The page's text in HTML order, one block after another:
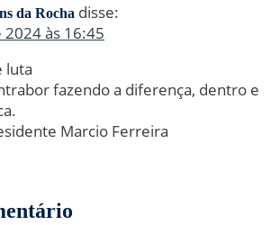
da Rocha disse:
às 16:45
luta
fazendo a diferença, dentro e
Marcio Ferreira